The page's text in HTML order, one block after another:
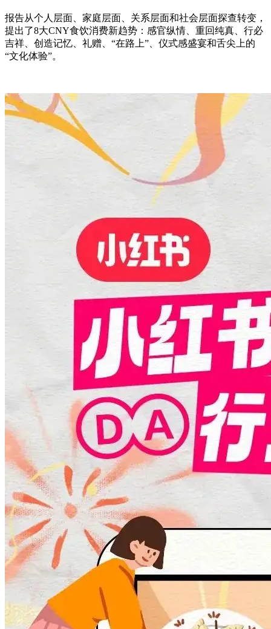
报告从个人层面、家庭层面、关系层面和社会层面探查转变，
提出了8大CNY食饮消费新趋势：感官纵情、重回纯真、行必
吉祥、创造记忆、礼赠、“在路上”、仪式感盛宴和舌尖上的
“文化体验”。